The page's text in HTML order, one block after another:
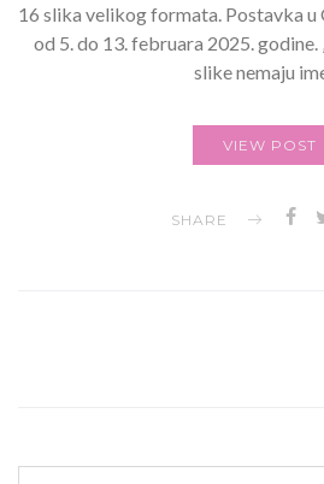
16 slika velikog formata. Postavka u
od 5. do 13. februara 2025.
slike nemaju
VIEW POST
SHARE